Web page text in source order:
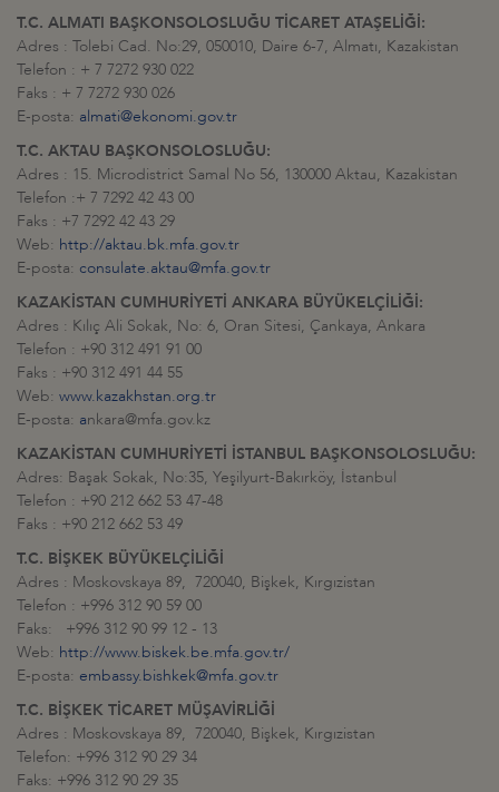
T.C. ALMATI BAŞKONSOLOSLUĞU TİCARET ATAŞELİĞİ:
Adres : Tolebi Cad. No:29, 050010, Daire 6-7, Almatı, Kazakistan
Telefon : + 7 7272 930 022
Faks : + 7 7272 930 026
E-posta: almati@ekonomi.gov.tr
T.C. AKTAU BAŞKONSOLOSLUĞU:
Adres : 15. Microdistrict Samal No 56, 130000 Aktau, Kazakistan
Telefon :+ 7 7292 42 43 00
Faks : +7 7292 42 43 29
Web: http://aktau.bk.mfa.gov.tr
E-posta: consulate.aktau@mfa.gov.tr
KAZAKİSTAN CUMHURİYETİ ANKARA BÜYÜKELÇİLİĞİ:
Adres : Kılıç Ali Sokak, No: 6, Oran Sitesi, Çankaya, Ankara
Telefon : +90 312 491 91 00
Faks : +90 312 491 44 55
Web: www.kazakhstan.org.tr
E-posta: ankara@mfa.gov.kz
KAZAKİSTAN CUMHURİYETİ İSTANBUL BAŞKONSOLOSLUĞU:
Adres: Başak Sokak, No:35, Yeşilyurt-Bakırköy, İstanbul
Telefon : +90 212 662 53 47-48
Faks : +90 212 662 53 49
T.C. BİŞKEK BÜYÜKELÇİLİĞİ
Adres : Moskovskaya 89, 720040, Bişkek, Kırgızistan
Telefon : +996 312 90 59 00
Faks: +996 312 90 99 12 - 13
Web: http://www.biskek.be.mfa.gov.tr/
E-posta: embassy.bishkek@mfa.gov.tr
T.C. BİŞKEK TİCARET MÜŞAVİRLİĞİ
Adres : Moskovskaya 89, 720040, Bişkek, Kırgızistan
Telefon: +996 312 90 29 34
Faks: +996 312 90 29 35